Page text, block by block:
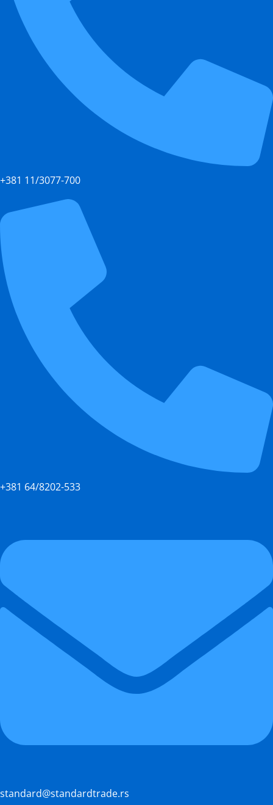
+381 11/3077-700
+381 64/8202-533
standard@standardtrade.rs